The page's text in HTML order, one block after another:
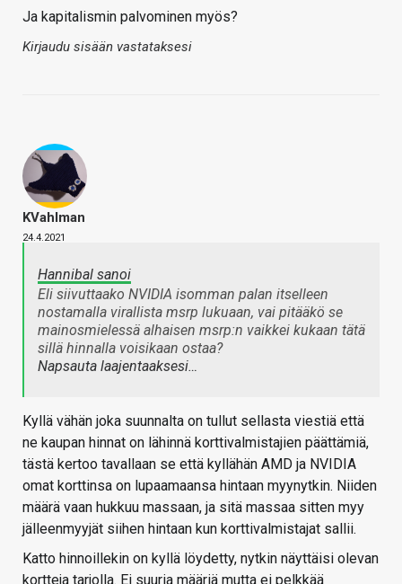
Ja kapitalismin palvominen myös?
Kirjaudu sisään vastataksesi
KVahlman
24.4.2021
Hannibal sanoi
Eli siivuttaako NVIDIA isomman palan itselleen
nostamalla virallista msrp lukuaan, vai pitääkö se
mainosmielessä alhaisen msrp:n vaikkei kukaan tätä
sillä hinnalla voisikaan ostaa?
Napsauta laajentaaksesi…
Kyllä vähän joka suunnalta on tullut sellasta viestiä että
ne kaupan hinnat on lähinnä korttivalmistajien päättämiä,
tästä kertoo tavallaan se että kyllähän AMD ja NVIDIA
omat korttinsa on lupaamaansa hintaan myynytkin. Niiden
määrä vaan hukkuu massaan, ja sitä massaa sitten myy
jälleenmyyjät siihen hintaan kun korttivalmistajat sallii.
Katto hinnoillekin on kyllä löydetty, nytkin näyttäisi olevan
kortteja tarjolla. Ei suuria määriä mutta ei pelkkää